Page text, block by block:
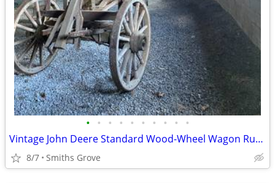
• • • • • • • • • •
Vintage John Deere Standard Wood-Wheel Wagon Running Gear
8/7 Smiths Grove